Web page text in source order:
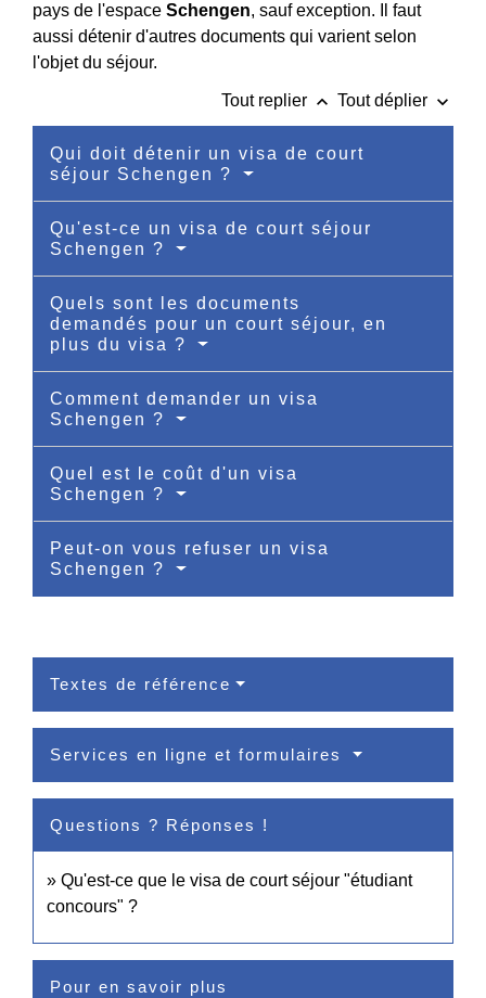
pays de l'espace Schengen, sauf exception. Il faut
aussi détenir d'autres documents qui varient selon
l'objet du séjour.
Tout replier keyboard_arrow_up Tout déplier keyboard_arrow_down
Qui doit détenir un visa de court
séjour Schengen ?
Qu'est-ce un visa de court séjour
Schengen ?
Quels sont les documents
demandés pour un court séjour, en
plus du visa ?
Comment demander un visa
Schengen ?
Quel est le coût d'un visa
Schengen ?
Peut-on vous refuser un visa
Schengen ?
Textes de référence
Services en ligne et formulaires
Questions ? Réponses !
Qu'est-ce que le visa de court séjour "étudiant
concours" ?
Pour en savoir plus